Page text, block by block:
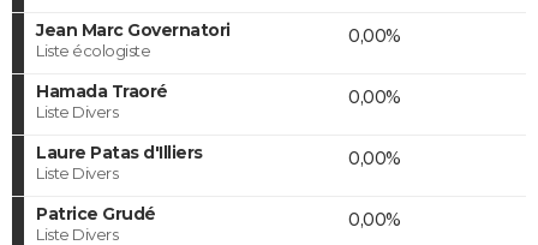
Jean Marc Governatori
Liste écologiste
0,00%
Hamada Traoré
Liste Divers
0,00%
Laure Patas d'Illiers
Liste Divers
0,00%
Patrice Grudé
Liste Divers
0,00%